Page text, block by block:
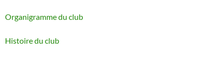
Organigramme du club
Histoire du club